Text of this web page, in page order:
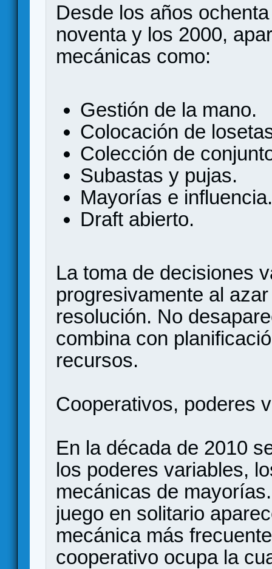
Desde los años
noventa y los 2000,
mecánicas como:
Gestión de la mano.
Colocación de
Colección de
Subastas y pujas.
Mayorías e influencia.
Draft abierto.
La toma de decisiones
progresivamente al
resolución. No
combina con
recursos.
Cooperativos, poderes
En la década de 2010
los poderes variables,
mecánicas de
juego en solitario
mecánica más
cooperativo ocupa la